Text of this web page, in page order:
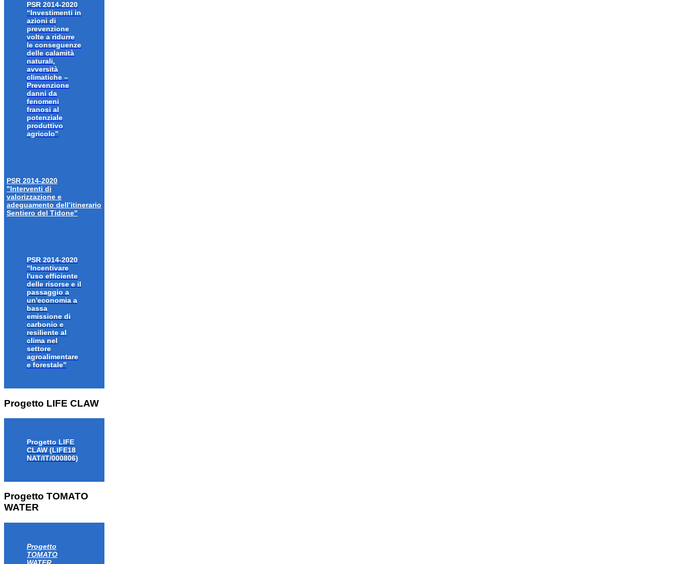
PSR 2014-2020
“Investimenti in
azioni di
prevenzione
volte a ridurre
le conseguenze
delle calamità
naturali,
avversità
climatiche –
Prevenzione
danni da
fenomeni
franosi al
potenziale
produttivo
agricolo”
PSR 2014-2020
"Interventi di
valorizzazione e
adeguamento dell’itinerario
Sentiero del Tidone"
PSR 2014-2020
“Incentivare
l'uso efficiente
delle risorse e il
passaggio a
un'economia a
bassa
emissione di
carbonio e
resiliente al
clima nel
settore
agroalimentare
e forestale”
Progetto LIFE CLAW
Progetto LIFE
CLAW (LIFE18
NAT/IT/000806)
Progetto TOMATO
WATER
Progetto
TOMATO
WATER